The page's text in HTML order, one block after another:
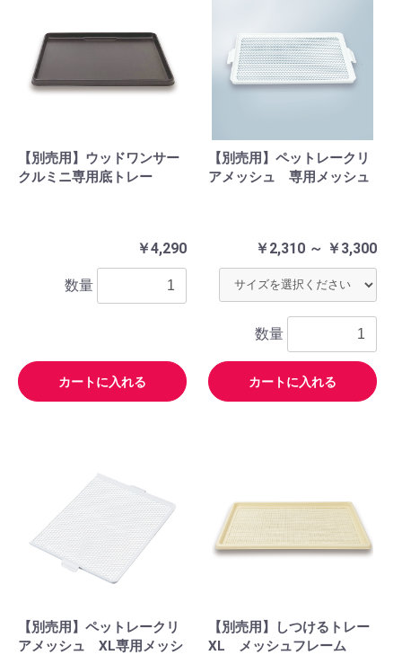
【別売用】ウッドワンサー
クルミニ専用底トレー
￥4,290
数量
カートに入れる
【別売用】ペットレークリ
アメッシュ 専用メッシュ
￥2,310 ～ ￥3,300
数量
カートに入れる
【別売用】ペットレークリ
アメッシュ XL専用メッシ
【別売用】しつけるトレー
XL メッシュフレーム